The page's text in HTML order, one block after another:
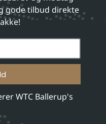
gode tilbud direkte
WTC Ballerup's